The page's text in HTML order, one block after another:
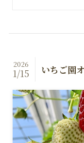
いちご園
2026
1/15